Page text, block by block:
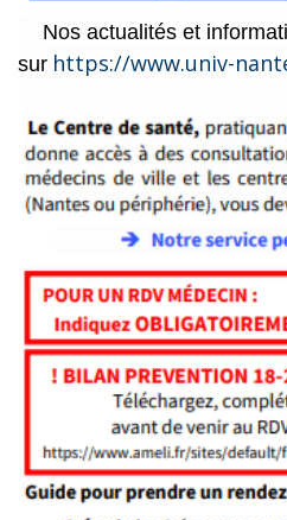
Nos actualités et
sur https://www.univ-